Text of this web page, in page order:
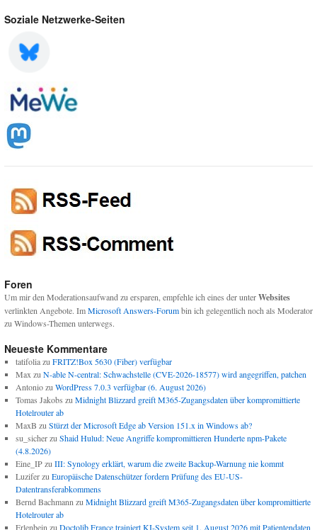
Soziale Netzwerke-Seiten
Foren
Um mir den Moderationsaufwand zu ersparen, empfehle ich eines der unterWebsites
verlinkten Angebote. ImMicrosoft Answers-Forumbin ich gelegentlich noch als Moderator
zu Windows-Themen unterwegs.
Neueste Kommentare
tatifoliazu FRITZ!Box 5630 (Fiber) verfügbar
Max zu N-able N-central: Schwachstelle (CVE-2026-18577) wird angegriffen, patchen
Antoniozu WordPress 7.0.3 verfügbar (6. August 2026)
Tomas Jakobs zu Midnight Blizzard greift M365-Zugangsdaten über kompromittierte
Hotelrouter ab
MaxB zu Stürzt der Microsoft Edge ab Version 151.x in Windows ab?
su_sicherzu Shaid Hulud: Neue Angriffe kompromittieren Hunderte npm-Pakete
(4.8.2026)
Eine_IPzu III: Synology erklärt, warum die zweite Backup-Warnung nie kommt
Luziferzu Europäische Datenschützer fordern Prüfung des EU-US-
Datentransferabkommens
Bernd Bachmann zu Midnight Blizzard greift M365-Zugangsdaten über kompromittierte
Hotelrouter ab
Erlenbein zu Doctolib France trainiert KI-System seit 1. August 2026 mit Patientendaten